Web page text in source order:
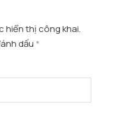
hiển thị công khai.
dấu *